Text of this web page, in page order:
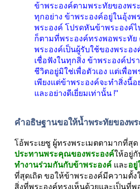
ข้าพระองค์ตามพระทัยของพร
ทุกอย่าง ข้าพระองค์อยู่ในอุ้งพ
พระองค์ โปรดหันข้าพระองค์ไ
ก็ตามที่พระองค์ทรงพอพระทัย
พระองค์เป็นผู้รับใช้ของพระอ
เชื่อฟังในทุกสิ่ง ข้าพระองค์ปร
ชีวิตอยู่มิใช่เพื่อตัวเอง แต่เพื่อ
เพียงแต่ข้าพระองค์จะทำสิ่งนี้อ
และอย่างดีเยี่ยมเท่านั้น !"
คำอธิษฐานขอให้น้ำพระทัยของพร
โอ้พระเยซู ผู้ทรงพระเมตตามากที่สุ
ประทานพระคุณของพระองค์ให้อยู่
ทำงานร่วมกันกับข้าพระองค์ และอ
ที่สุดเถิด ขอให้ข้าพระองค์มีความตั้ง
สิ่งที่พระองค์ทรงเห็นด้วยและเป็นที่